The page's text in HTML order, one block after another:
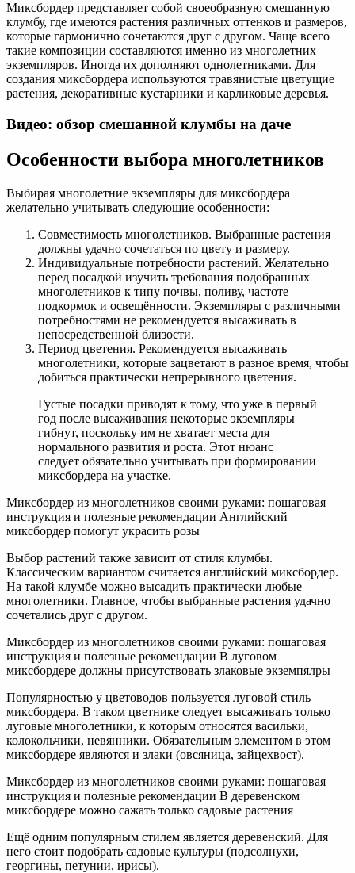
Миксбордер представляет собой своеобразную смешанную
клумбу, где имеются растения различных оттенков и размеров,
которые гармонично сочетаются друг с другом. Чаще всего
такие композиции составляются именно из многолетних
экземпляров. Иногда их дополняют однолетниками. Для
создания миксбордера используются травянистые цветущие
растения, декоративные кустарники и карликовые деревья.
Видео: обзор смешанной клумбы на даче
Особенности выбора многолетников
Выбирая многолетние экземпляры для миксбордера
желательно учитывать следующие особенности:
Совместимость многолетников. Выбранные растения
должны удачно сочетаться по цвету и размеру.
Индивидуальные потребности растений. Желательно
перед посадкой изучить требования подобранных
многолетников к типу почвы, поливу, частоте
подкормок и освещённости. Экземпляры с различными
потребностями не рекомендуется высаживать в
непосредственной близости.
Период цветения. Рекомендуется высаживать
многолетники, которые зацветают в разное время, чтобы
добиться практически непрерывного цветения.
Густые посадки приводят к тому, что уже в первый
год после высаживания некоторые экземпляры
гибнут, поскольку им не хватает места для
нормального развития и роста. Этот нюанс
следует обязательно учитывать при формировании
миксбордера на участке.
Миксбордер из многолетников своими руками: пошаговая
инструкция и полезные рекомендации Английский
миксбордер помогут украсить розы
Выбор растений также зависит от стиля клумбы.
Классическим вариантом считается английский миксбордер.
На такой клумбе можно высадить практически любые
многолетники. Главное, чтобы выбранные растения удачно
сочетались друг с другом.
Миксбордер из многолетников своими руками: пошаговая
инструкция и полезные рекомендации В луговом
миксбордере должны присутствовать злаковые экземпялры
Популярностью у цветоводов пользуется луговой стиль
миксбордера. В таком цветнике следует высаживать только
луговые многолетники, к которым относятся васильки,
колокольчики, невянники. Обязательным элементом в этом
миксбордере являются и злаки (овсяница, зайцехвост).
Миксбордер из многолетников своими руками: пошаговая
инструкция и полезные рекомендации В деревенском
миксбордере можно сажать только садовые растения
Ещё одним популярным стилем является деревенский. Для
него стоит подобрать садовые культуры (подсолнухи,
георгины, петунии, ирисы).